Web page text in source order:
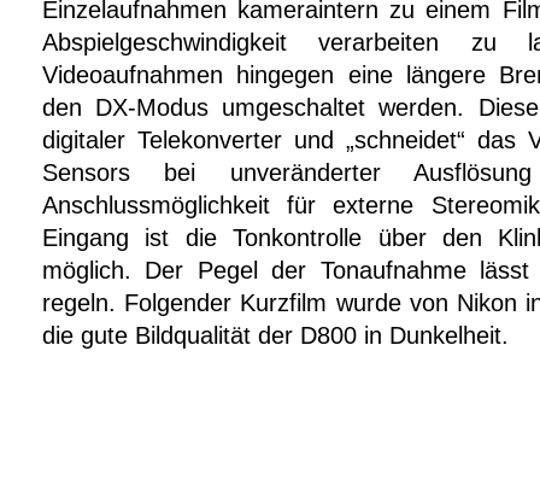
Einzelaufnahmen kameraintern zu einem
Abspielgeschwindigkeit verarbeiten
Videoaufnahmen hingegen eine längere
den DX-Modus umgeschaltet werden.
digitaler Telekonverter und „schneidet“
Sensors bei unveränderter
Anschlussmöglichkeit für externe
Eingang ist die Tonkontrolle über den
möglich. Der Pegel der Tonaufnahme
regeln. Folgender Kurzfilm wurde von Nikon
die gute Bildqualität der D800 in Dunkelheit.